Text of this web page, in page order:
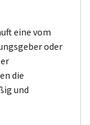
eine vom
oder
die
und